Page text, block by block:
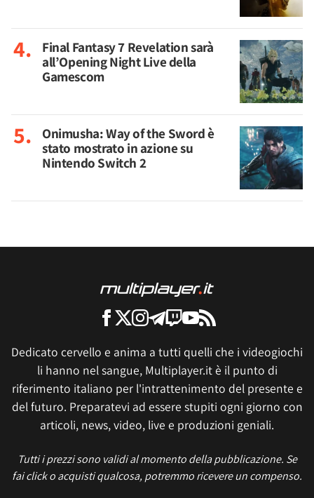
Final Fantasy 7 Revelation sarà
all’Opening Night Live della
Gamescom
Onimusha: Way of the Sword è
stato mostrato in azione su
Nintendo Switch 2
Dedicato cervello e anima a tutti quelli che i videogiochi
li hanno nel sangue, Multiplayer.it è il punto di
riferimento italiano per l'intrattenimento del presente e
del futuro. Preparatevi ad essere stupiti ogni giorno con
articoli, news, video, live e produzioni geniali.
Tutti i prezzi sono validi al momento della pubblicazione. Se
fai click o acquisti qualcosa, potremmo ricevere un compenso.